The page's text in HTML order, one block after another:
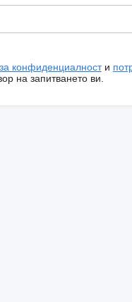
конфиденциалности
на запитването ви.